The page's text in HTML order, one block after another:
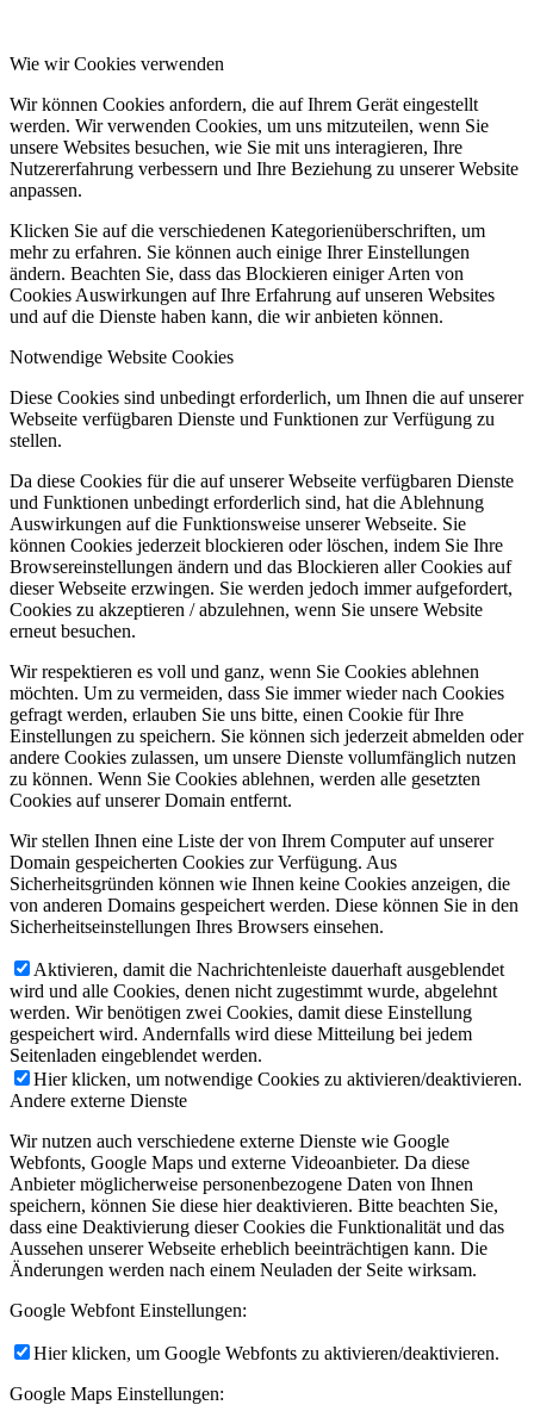
Wie wir Cookies verwenden
Wir können Cookies anfordern, die auf Ihrem Gerät eingestellt
werden. Wir verwenden Cookies, um uns mitzuteilen, wenn Sie
unsere Websites besuchen, wie Sie mit uns interagieren, Ihre
Nutzererfahrung verbessern und Ihre Beziehung zu unserer Website
anpassen.
Klicken Sie auf die verschiedenen Kategorienüberschriften, um
mehr zu erfahren. Sie können auch einige Ihrer Einstellungen
ändern. Beachten Sie, dass das Blockieren einiger Arten von
Cookies Auswirkungen auf Ihre Erfahrung auf unseren Websites
und auf die Dienste haben kann, die wir anbieten können.
Notwendige Website Cookies
Diese Cookies sind unbedingt erforderlich, um Ihnen die auf unserer
Webseite verfügbaren Dienste und Funktionen zur Verfügung zu
stellen.
Da diese Cookies für die auf unserer Webseite verfügbaren Dienste
und Funktionen unbedingt erforderlich sind, hat die Ablehnung
Auswirkungen auf die Funktionsweise unserer Webseite. Sie
können Cookies jederzeit blockieren oder löschen, indem Sie Ihre
Browsereinstellungen ändern und das Blockieren aller Cookies auf
dieser Webseite erzwingen. Sie werden jedoch immer aufgefordert,
Cookies zu akzeptieren / abzulehnen, wenn Sie unsere Website
erneut besuchen.
Wir respektieren es voll und ganz, wenn Sie Cookies ablehnen
möchten. Um zu vermeiden, dass Sie immer wieder nach Cookies
gefragt werden, erlauben Sie uns bitte, einen Cookie für Ihre
Einstellungen zu speichern. Sie können sich jederzeit abmelden oder
andere Cookies zulassen, um unsere Dienste vollumfänglich nutzen
zu können. Wenn Sie Cookies ablehnen, werden alle gesetzten
Cookies auf unserer Domain entfernt.
Wir stellen Ihnen eine Liste der von Ihrem Computer auf unserer
Domain gespeicherten Cookies zur Verfügung. Aus
Sicherheitsgründen können wie Ihnen keine Cookies anzeigen, die
von anderen Domains gespeichert werden. Diese können Sie in den
Sicherheitseinstellungen Ihres Browsers einsehen.
Aktivieren, damit die Nachrichtenleiste dauerhaft ausgeblendet
wird und alle Cookies, denen nicht zugestimmt wurde, abgelehnt
werden. Wir benötigen zwei Cookies, damit diese Einstellung
gespeichert wird. Andernfalls wird diese Mitteilung bei jedem
Seitenladen eingeblendet werden.
Hier klicken, um notwendige Cookies zu aktivieren/deaktivieren.
Andere externe Dienste
Wir nutzen auch verschiedene externe Dienste wie Google
Webfonts, Google Maps und externe Videoanbieter. Da diese
Anbieter möglicherweise personenbezogene Daten von Ihnen
speichern, können Sie diese hier deaktivieren. Bitte beachten Sie,
dass eine Deaktivierung dieser Cookies die Funktionalität und das
Aussehen unserer Webseite erheblich beeinträchtigen kann. Die
Änderungen werden nach einem Neuladen der Seite wirksam.
Google Webfont Einstellungen:
Hier klicken, um Google Webfonts zu aktivieren/deaktivieren.
Google Maps Einstellungen: